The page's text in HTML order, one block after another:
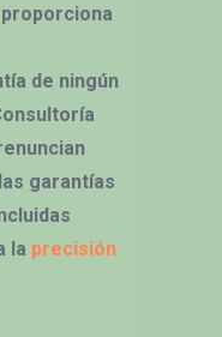
de ningún
garantías
la precisión